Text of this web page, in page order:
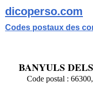
dicoperso.com
Codes postaux des
BANYULS
Code postal :